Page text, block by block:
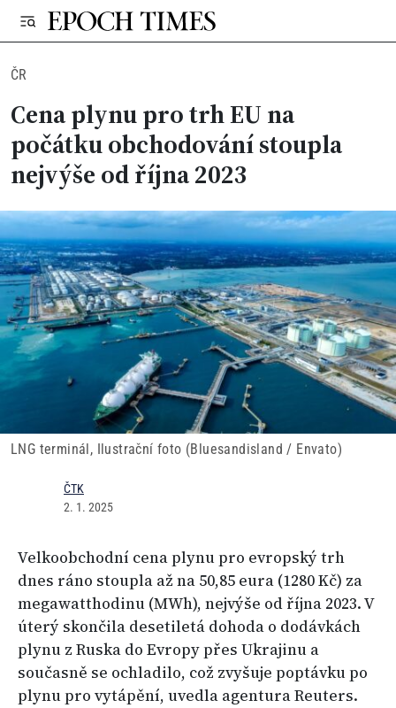
ČR
Cena plynu pro trh EU na
počátku obchodování stoupla
nejvýše od října 2023
LNG terminál, Ilustrační foto (Bluesandisland / Envato)
ČTK
2. 1. 2025
Velkoobchodní cena plynu pro evropský trh
dnes ráno stoupla až na 50,85 eura (1280 Kč) za
megawatthodinu (MWh), nejvýše od října 2023. V
úterý skončila desetiletá dohoda o dodávkách
plynu z Ruska do Evropy přes Ukrajinu a
současně se ochladilo, což zvyšuje poptávku po
plynu pro vytápění, uvedla agentura Reuters.